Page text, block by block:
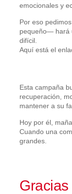
emocionales y
Por eso
pequeño— hará
difícil.
Aquí está el
Esta campaña
recuperación,
mantener a su
Hoy por él,
Cuando una
grandes.